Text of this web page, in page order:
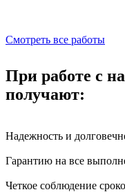
Смотреть все работы
При работе с
получают:
Надежность и
Гарантию на все
Четкое соблюдение